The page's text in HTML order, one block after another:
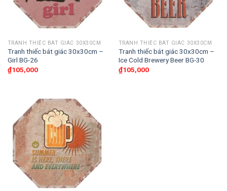
TRANH THIẾC BÁT GIÁC 30X30CM
Tranh thiếc bát giác 30x30cm –
Girl BG-26
₫105,000
TRANH THIẾC BÁT GIÁC 30X30CM
Tranh thiếc bát giác 30x30cm –
Ice Cold Brewery Beer BG-30
₫105,000